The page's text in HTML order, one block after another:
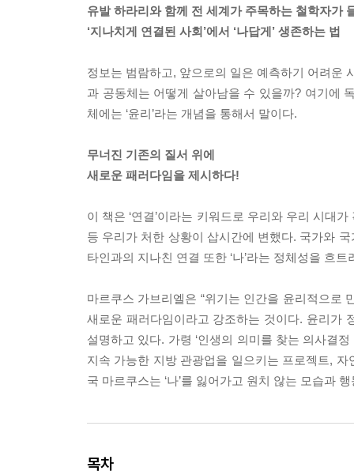
유발 하라리와 함께 전 세계가 주목하는 철학자가
‘지나치게 연결된 사회’에서 ‘나답게’ 생존하는 법
정보는 범람하고, 앞으로의 일은 예측하기 어려운
과 공동체는 어떻게 살아남을 수 있을까? 여기에
체에는 ‘윤리’라는 개념을 통해서 말이다.
무너진 기존의 질서 위에
새로운 패러다임을 제시하다!
이 책은 ‘연결’이라는 키워드로 우리와 우리 시대
등 우리가 처한 상황이 삽시간에 변했다. 국가와
타인과의 지나친 연결 또한 ‘나’라는 정체성을 흐트
마르쿠스 가브리엘은 “위기는 인간을 윤리적으로
새로운 패러다임이라고 강조하는 것이다. 윤리가
설명하고 있다. 가령 ‘인생의 의미를 찾는 의사결
지속 가능한 지방 관광업을 일으키는 프로젝트,
국 마르쿠스는 ‘나’를 잃어가고 원치 않는 모습과
목차